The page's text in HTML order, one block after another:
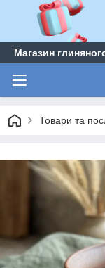
Магазин
Товари та